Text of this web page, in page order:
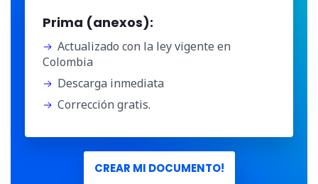
Prima (anexos):
Actualizado con la ley vigente en
Colombia
Descarga inmediata
Corrección gratis.
CREAR MI DOCUMENTO!